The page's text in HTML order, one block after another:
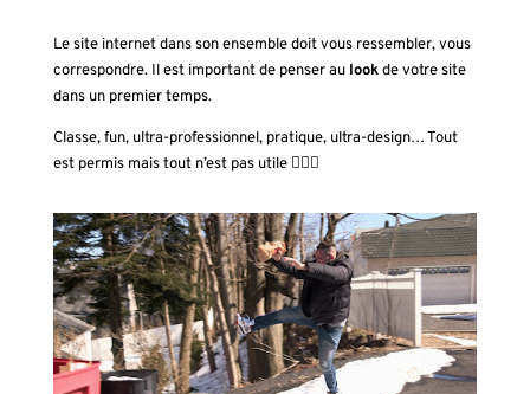
Le site internet dans son ensemble doit vous ressembler, vous
correspondre. Il est important de penser au lookde votre site
dans un premier temps.
Classe, fun, ultra-professionnel, pratique, ultra-design… Tout
est permis mais tout n’est pas utile 🤷🏽‍♀️